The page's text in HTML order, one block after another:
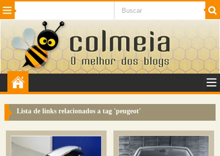
Beleza Cinema e TV
Internet Jogos NotÃ­cias SaÃºde
VeÃ­culos Adulto
Sugerir Link
Colmeia Exchange
Lista de links relacionados a tag 'peugeot'